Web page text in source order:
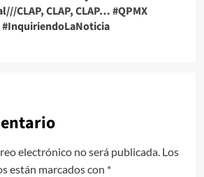
CLAP, CLAP, CLAP… #QPMX
electrónico no será publicada. Los
están marcados con *